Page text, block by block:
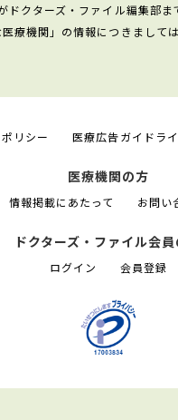
クターズ・ファイル編集部ま
療機関」の情報につきまして
リシー 医療広告ガイドラ
医療機関の方
情報掲載にあたって お問い
ドクターズ・ファイル会
ログイン 会員登録